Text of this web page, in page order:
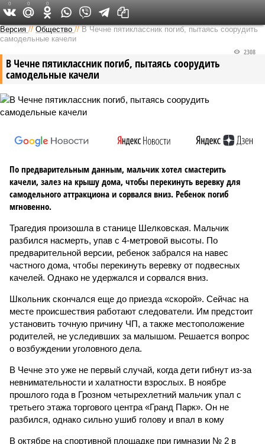
Версия на Кавказе
Версия //Общество //В Чечне пятиклассник погиб, пытаясь соорудить
самодельные качели
В Чечне пятиклассник погиб, пытаясь соорудить
самодельные качели
2308
По предварительным данным, мальчик хотел смастерить
качели, залез на крышу дома, чтобы перекинуть веревку для
самодельного аттракциона и сорвался вниз. Ребенок погиб
мгновенно.
Трагедия произошла в станице Шелковская. Мальчик
разбился насмерть, упав с 4-метровой высоты. По
предварительной версии, ребенок забрался на навес
частного дома, чтобы перекинуть веревку от подвесных
качелей. Однако не удержался и сорвался вниз.
Школьник скончался еще до приезда «скорой». Сейчас на
месте происшествия работают следователи. Им предстоит
установить точную причину ЧП, а также местоположение
родителей, не уследивших за малышом. Решается вопрос
о возбуждении уголовного дела.
В Чечне это уже не первый случай, когда дети гибнут из-за
невнимательности и халатности взрослых. В ноябре
прошлого года в Грозном четырехлетний мальчик упал с
третьего этажа торгового центра «Гранд Парк». Он не
разбился, однако сильно ушиб голову и впал в кому
В октябре на спортивной площадке при гимназии № 2 в
0 0 0